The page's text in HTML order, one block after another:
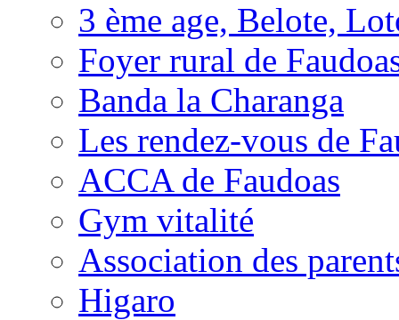
3 ème age, Belote,
Foyer rural de
Banda la Charanga
Les rendez-vous de
ACCA de Faudoas
Gym vitalité
Association des
Higaro